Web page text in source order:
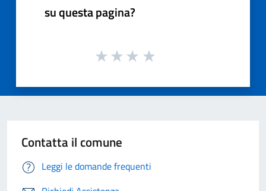
su questa pagina?
Contatta il comune
Leggi le domande frequenti